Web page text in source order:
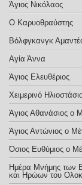
Άγιος Νικόλαος
Ο Καρυοθραύστης
Βόλφγκανγκ
Αγία Άννα
Άγιος Ελευθέριος
Χειμερινό
Άγιος Αθανάσιος ο
Άγιος Αντώνιος ο
Όσιος Ευθύμιος ο
Ημέρα Μνήμης των
και Ηρώων του